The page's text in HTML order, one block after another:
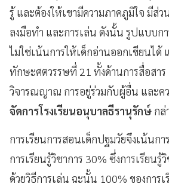
รู้ และต้องให้เขามีความภาคภูมิใจ มีส่ว
ลงมือทำ และการเล่น ดังนั้น รูปแบบก
ไม่ใช่เน้นการให้เด็กอ่านออกเขียนได้
ทักษะศตวรรษที่ 21 ทั้งด้านการสื่อสาร
วิจารณญาณ การอยู่ร่วมกับผู้อื่น และคว
จัดการโรงเรียนอนุบาลธีรานุรักษ์ กล่
การเรียนการสอนเด็กปฐมวัยจึงเน้นก
การเรียนรู้วิชาการ 30% ซึ่งการเรียน
ด้วยวิธีการเล่น ฉะนั้น 100% ของการ